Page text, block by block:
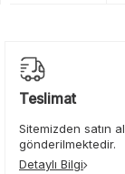
Teslimat
Sitemizden satın
gönderilmektedir.
Detaylı Bilgi